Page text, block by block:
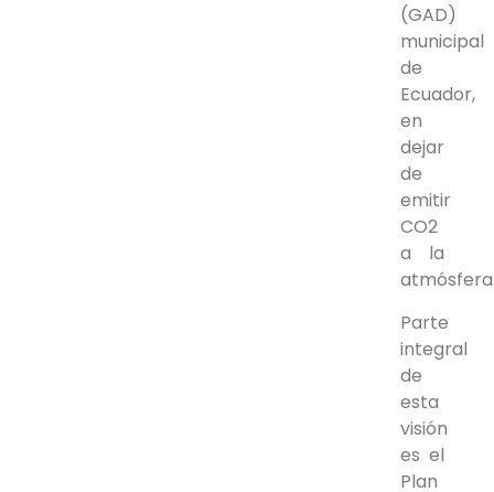
(GAD)
municipal
de
Ecuador,
en
dejar
de
emitir
CO2
a la
Parte
integral
de
esta
visión
es el
Plan